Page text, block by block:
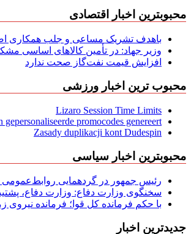
محبوبترین اخبار اقتصادی
باهدف تشریک مساعی و جلب همکاری
وزیر جهاد: در تأمین کالاهای اساسی
افزایش قیمت نفت‌گاز صحت ندارد
محبوب ترین اخبار ورزشی
Lizaro Session Time Limits
promocodes genereert
Zasady duplikacji kont Dudespin
محبوبترین اخبار سیاسی
رئیس جمهور در گردهمایی روابط‌عمومی
سخنگوی وزارت دفاع: وزارت دفاع،
با حکم فرمانده کل قوا؛ فرمانده
جدیدترین اخبار